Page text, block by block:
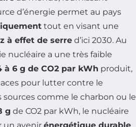
d’énergie permet au pays
tout en visant une
à effet de serre d’ici 2030. Au
nucléaire a une très faible
à 6 g de CO2 par kWh produit,
pour lutter contre le
sources comme le charbon ou le
g de CO2 par kWh, le nucléaire
un avenir énergétique durable